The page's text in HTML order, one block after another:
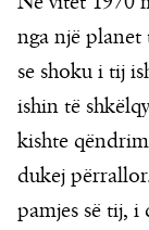
nga një planet
se shoku i tij
ishin të
kishte
dukej
pamjes së tij,